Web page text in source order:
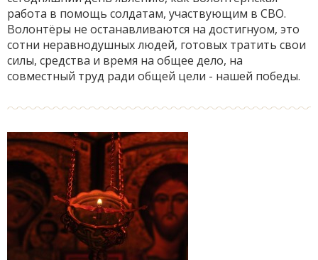
работа в помощь солдатам, участвующим в СВО.
Волонтёры не останавливаются на достигнуом, это
сотни неравнодушных людей, готовых тратить свои
силы, средства и время на общее дело, на
совместный труд ради общей цели - нашей победы.